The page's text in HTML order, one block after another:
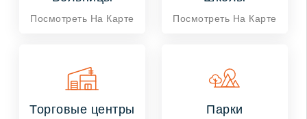
Посмотреть На Карте Посмотреть На Карте
Торговые центры Парки